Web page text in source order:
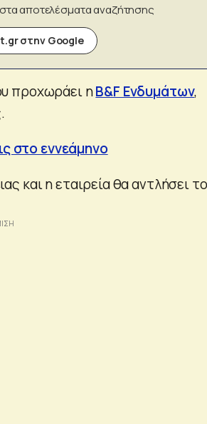
αποτελέσματα αναζήτησης
στην Google
προχωράει ηB&F Ενδυμάτων,
στο εννεάμηνο
και η εταιρεία θα αντλήσει το